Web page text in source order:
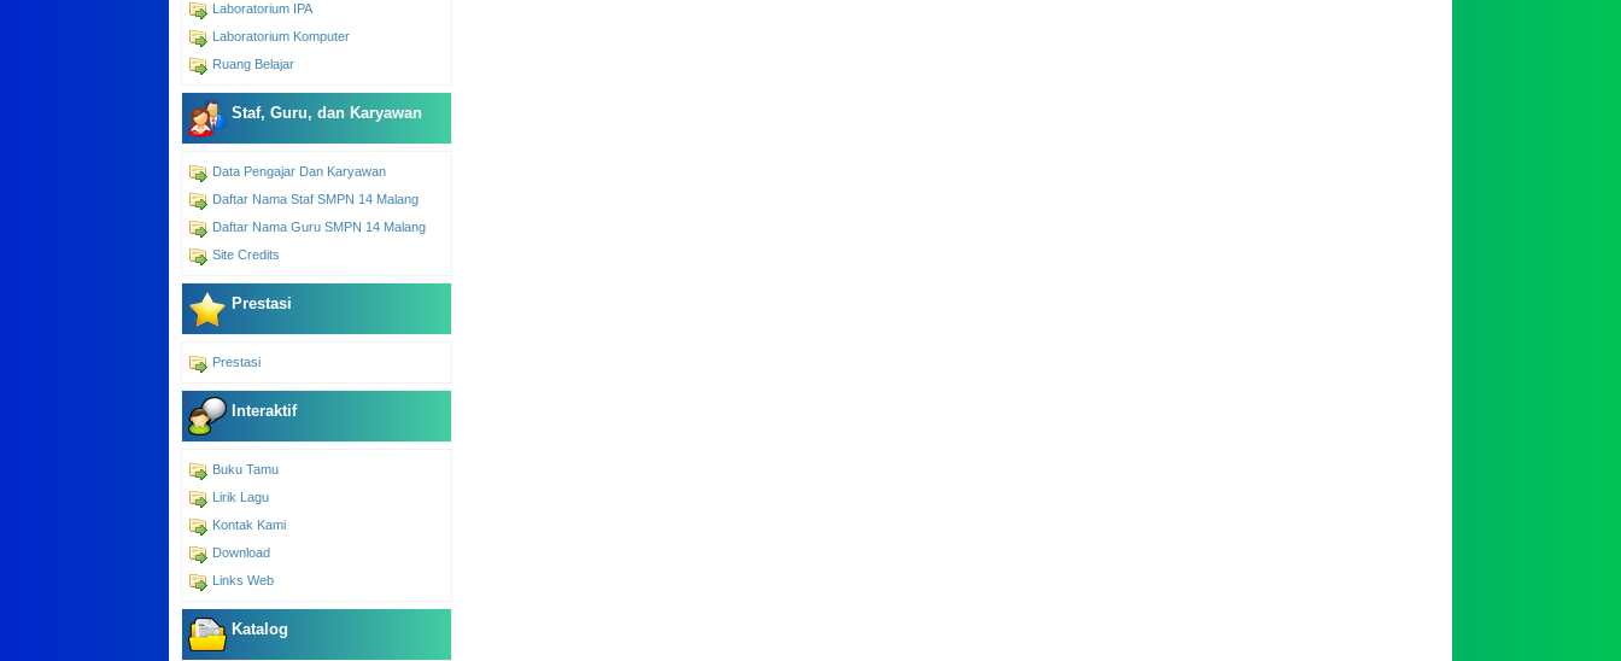
Laboratorium IPA
Laboratorium Komputer
Ruang Belajar
Staf, Guru, dan Karyawan
Data Pengajar Dan Karyawan
Daftar Nama Staf SMPN 14 Malang
Daftar Nama Guru SMPN 14 Malang
Site Credits
Prestasi
Prestasi
Interaktif
Buku Tamu
Lirik Lagu
Kontak Kami
Download
Links Web
Katalog